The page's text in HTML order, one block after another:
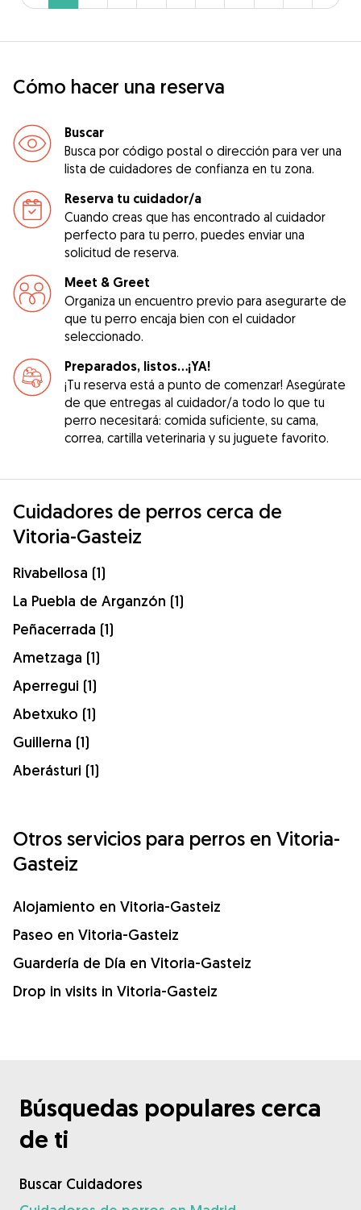
Cómo hacer una reserva
Buscar
Busca por código postal o dirección para ver una
lista de cuidadores de confianza en tu zona.
Reserva tu cuidador/a
Cuando creas que has encontrado al cuidador
perfecto para tu perro, puedes enviar una
solicitud de reserva.
Meet & Greet
Organiza un encuentro previo para asegurarte de
que tu perro encaja bien con el cuidador
seleccionado.
Preparados, listos...¡YA!
¡Tu reserva está a punto de comenzar! Asegúrate
de que entregas al cuidador/a todo lo que tu
perro necesitará: comida suficiente, su cama,
correa, cartilla veterinaria y su juguete favorito.
Cuidadores de perros cerca de
Vitoria-Gasteiz
Rivabellosa (1)
La Puebla de Arganzón (1)
Peñacerrada (1)
Ametzaga (1)
Aperregui (1)
Abetxuko (1)
Guillerna (1)
Aberásturi (1)
Otros servicios para perros en Vitoria-
Gasteiz
Alojamiento en Vitoria-Gasteiz
Paseo en Vitoria-Gasteiz
Guardería de Día en Vitoria-Gasteiz
Drop in visits in Vitoria-Gasteiz
Búsquedas populares cerca
de ti
Buscar Cuidadores